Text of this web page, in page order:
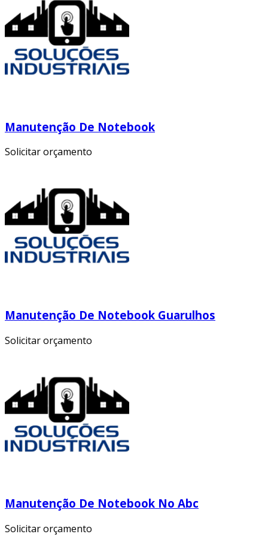
Manutenção De Notebook
Solicitar orçamento
Manutenção De Notebook Guarulhos
Solicitar orçamento
Manutenção De Notebook No Abc
Solicitar orçamento